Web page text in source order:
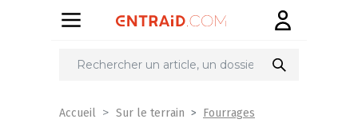
Partager
Accueil Sur le terrain Fourrages